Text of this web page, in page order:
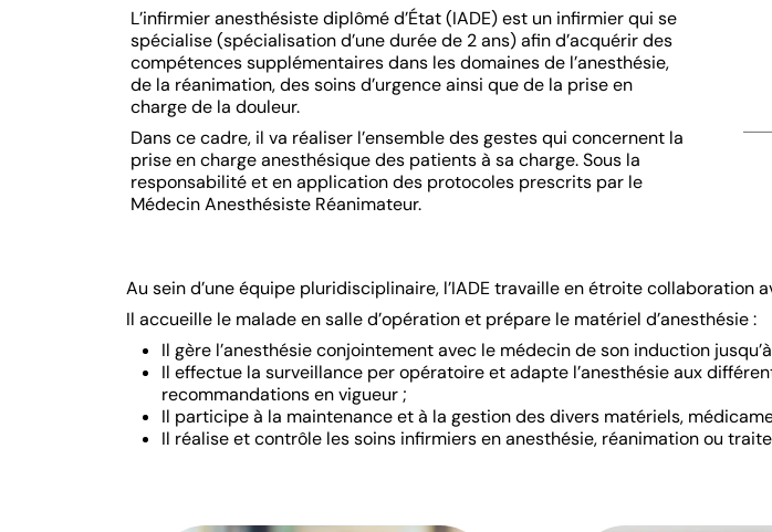
L’infirmier anesthésiste diplômé d’État (IADE) est un infirmier qui se
spécialise (spécialisation d’une durée de 2 ans) afin d’acquérir des
compétences supplémentaires dans les domaines de l’anesthésie,
de la réanimation, des soins d’urgence ainsi que de la prise en
charge de la douleur.
Dans ce cadre, il va réaliser l’ensemble des gestes qui concernent la
prise en charge anesthésique des patients à sa charge. Sous la
responsabilité et en application des protocoles prescrits par le
Médecin Anesthésiste Réanimateur.
Au sein d’une équipe pluridisciplinaire, l’IADE travaille en étroite collaboration
Il accueille le malade en salle d’opération et prépare le matériel d’anesthésie :
Il gère l’anesthésie conjointement avec le médecin de son induction
Il effectue la surveillance per opératoire et adapte l’anesthésie aux
recommandations en vigueur ;
Il participe à la maintenance et à la gestion des divers matériels,
Il réalise et contrôle les soins infirmiers en anesthésie, réanimation ou